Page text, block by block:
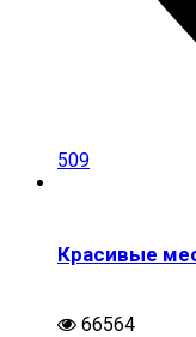
509
Красивые
66564